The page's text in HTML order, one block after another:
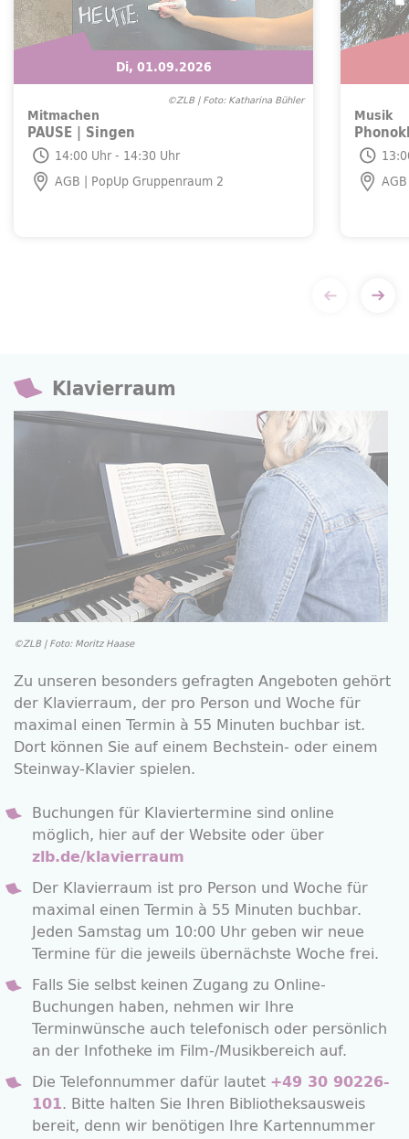
©ZLB | Foto: Katharina Bühler
Di, 01.09.2026
Mitmachen
PAUSE | Singen
Di, 01.09.2026
14:00 Uhr - 14:30 Uhr
AGB | PopUpGruppenraum 2
Musik
So,
Klavierraum
©ZLB | Foto: Moritz Haase
Zu unseren besonders gefragten Angeboten gehört
der Klavierraum, der pro Person und Woche für
maximal einen Termin à 55 Minuten buchbar ist.
Dort können Sie auf einem Bechstein- oder einem
Steinway-Klavier spielen.
Buchungen für Klaviertermine sind online
möglich, hier auf der Website oder über
zlb.de/klavierraum
Der Klavierraum ist pro Person und Woche für
maximal einen Termin à 55 Minuten buchbar.
Jeden Samstag um 10:00 Uhr geben wir neue
Termine für die jeweils übernächste Woche frei.
Falls Sie selbst keinen Zugang zu Online-
Buchungen haben, nehmen wir Ihre
Terminwünsche auch telefonisch oder persönlich
an der Infotheke im Film-/Musikbereich auf.
Die Telefonnummer dafür lautet +49 30 90226-
101. Bitte halten Sie Ihren Bibliotheksausweis
bereit, denn wir benötigen Ihre Kartennummer